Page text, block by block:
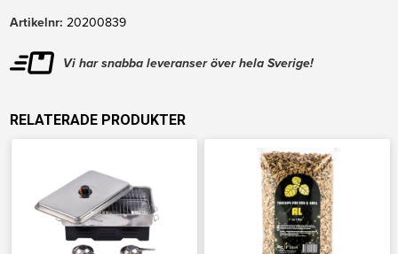
Artikelnr: 20200839
Vi har snabba leveranser över hela Sverige!
RELATERADE PRODUKTER